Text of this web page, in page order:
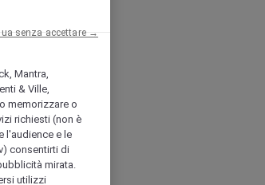
Mantra,
& Ville,
memorizzare o
richiesti (non è
l'audience e le
consentirti di
mirata.
utilizzi
senza accettare →